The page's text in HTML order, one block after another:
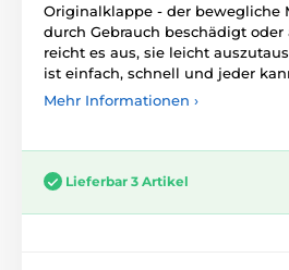
Originalklappe - der bewegliche
durch Gebrauch beschädigt
reicht es aus, sie leicht
ist einfach, schnell und jeder
Mehr Informationen ›
Lieferbar 3 Artikel